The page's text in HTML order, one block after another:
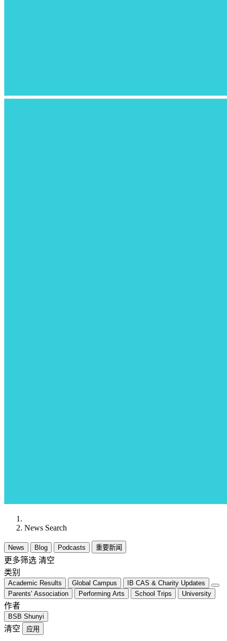
News Search
News Blog Podcasts 重要新闻
更多筛选 清空
类别
Academic Results Global Campus
IB CAS & Charity Updates
Parents' Association
Performing Arts School Trips University
作者
BSB Shunyi
清空 应用